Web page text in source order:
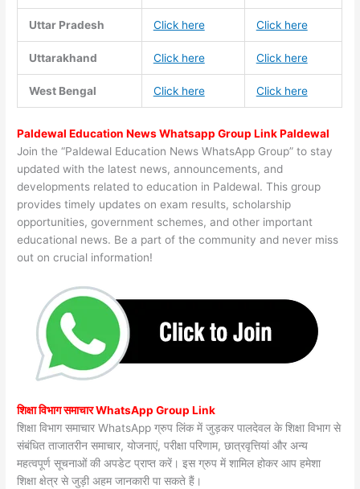
Uttar Pradesh Click here Click here
Uttarakhand Click here Click here
West Bengal Click here Click here
Paldewal Education News Whatsapp Group Link Paldewal
Join the “Paldewal Education News WhatsApp Group” to stay
updated with the latest news, announcements, and
developments related to education in Paldewal. This group
provides timely updates on exam results, scholarship
opportunities, government schemes, and other important
educational news. Be a part of the community and never miss
out on crucial information!
शिक्षा विभाग समाचार WhatsApp Group Link
शिक्षा विभाग समाचार WhatsApp ग्रुप लिंक में जुड़कर पालदेवल के शिक्षा विभाग से
संबंधित ताजातरीन समाचार, योजनाएं, परीक्षा परिणाम, छात्रवृत्तियां और अन्य
महत्वपूर्ण सूचनाओं की अपडेट प्राप्त करें। इस ग्रुप में शामिल होकर आप हमेशा
शिक्षा क्षेत्र से जुड़ी अहम जानकारी पा सकते हैं।